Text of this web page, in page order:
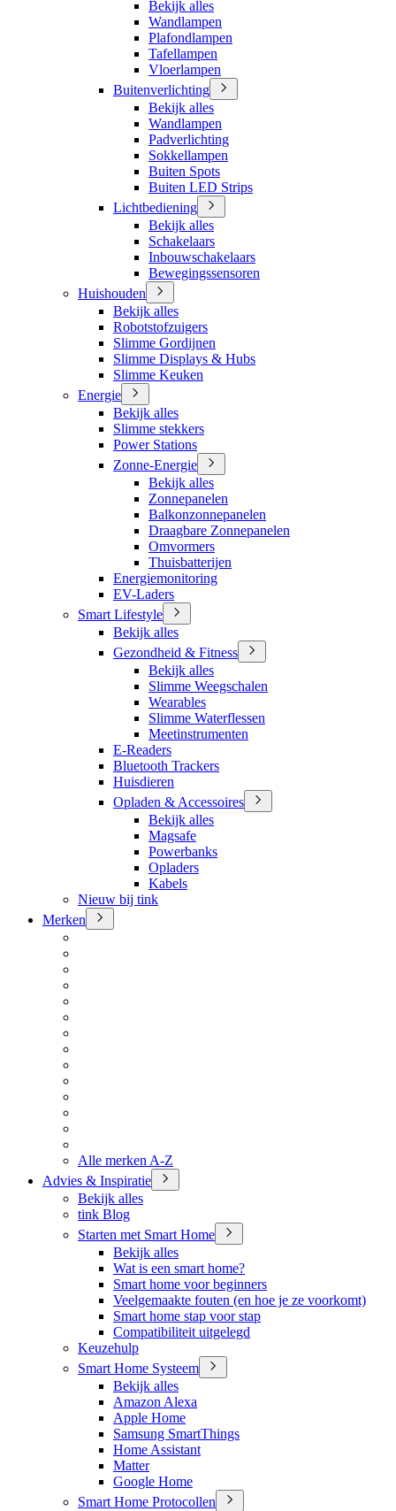
Bekijk alles
Wandlampen
Plafondlampen
Tafellampen
Vloerlampen
Buitenverlichting
Bekijk alles
Wandlampen
Padverlichting
Sokkellampen
Buiten Spots
Buiten LED Strips
Lichtbediening
Bekijk alles
Schakelaars
Inbouwschakelaars
Bewegingssensoren
Huishouden
Bekijk alles
Robotstofzuigers
Slimme Gordijnen
Slimme Displays & Hubs
Slimme Keuken
Energie
Bekijk alles
Slimme stekkers
Power Stations
Zonne-Energie
Bekijk alles
Zonnepanelen
Balkonzonnepanelen
Draagbare Zonnepanelen
Omvormers
Thuisbatterijen
Energiemonitoring
EV-Laders
Smart Lifestyle
Bekijk alles
Gezondheid & Fitness
Bekijk alles
Slimme Weegschalen
Wearables
Slimme Waterflessen
Meetinstrumenten
E-Readers
Bluetooth Trackers
Huisdieren
Opladen & Accessoires
Bekijk alles
Magsafe
Powerbanks
Opladers
Kabels
Nieuw bij tink
Merken
Alle merken A-Z
Advies & Inspiratie
Bekijk alles
tink Blog
Starten met Smart Home
Bekijk alles
Wat is een smart home?
Smart home voor beginners
Veelgemaakte fouten (en hoe je ze voorkomt)
Smart home stap voor stap
Compatibiliteit uitgelegd
Keuzehulp
Smart Home Systeem
Bekijk alles
Amazon Alexa
Apple Home
Samsung SmartThings
Home Assistant
Matter
Google Home
Smart Home Protocollen